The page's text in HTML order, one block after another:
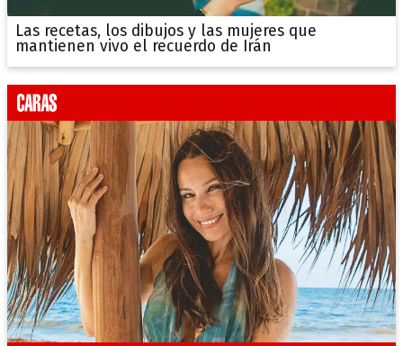
Las recetas, los dibujos y las mujeres que
mantienen vivo el recuerdo de Irán